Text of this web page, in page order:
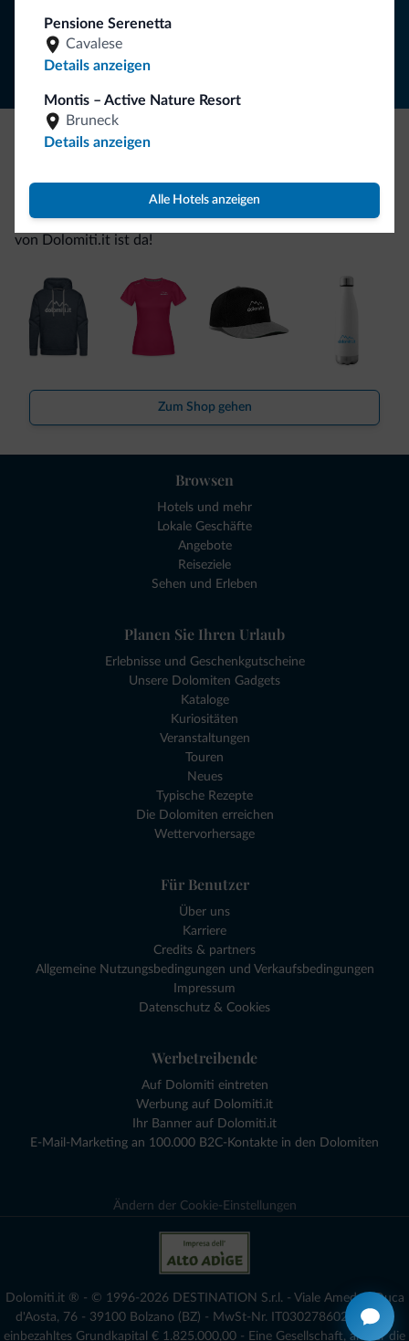
Pensione Serenetta
Cavalese
Details anzeigen
Montis – Active Nature Resort
Bruneck
Details anzeigen
Alle Hotels anzeigen
Folgen Sie Dolomiti.it auf
Kollektion
So viele von Ihnen haben uns gefragt. Die neue Kollektion
von Dolomiti.it ist da!
Zum Shop gehen
Browsen
Hotels und mehr
Lokale Geschäfte
Angebote
Reiseziele
Sehen und Erleben
Planen Sie Ihren Urlaub
Erlebnisse und Geschenkgutscheine
Unsere Dolomiten Gadgets
Kataloge
Kuriositäten
Veranstaltungen
Touren
Neues
Typische Rezepte
Die Dolomiten erreichen
Wettervorhersage
Für Benutzer
Über uns
Karriere
Credits & partners
Allgemeine Nutzungsbedingungen und Verkaufsbedingungen
Impressum
Datenschutz & Cookies
Werbetreibende
Auf Dolomiti eintreten
Werbung auf Dolomiti.it
Ihr Banner auf Dolomiti.it
E-Mail-Marketing an 100.000 B2C-Kontakte in den Dolomiten
Ändern der Cookie-Einstellungen
Dolomiti.it ® - © 1996-2026 DESTINATION S.r.l. - Viale Amedeo Duca
d'Aosta, 76 - 39100 Bolzano (BZ) - MwSt-Nr. IT03027860216 - voll
einbezahltes Grundkapital € 1.825.000,00 - Eine Gesellschaft, an der die